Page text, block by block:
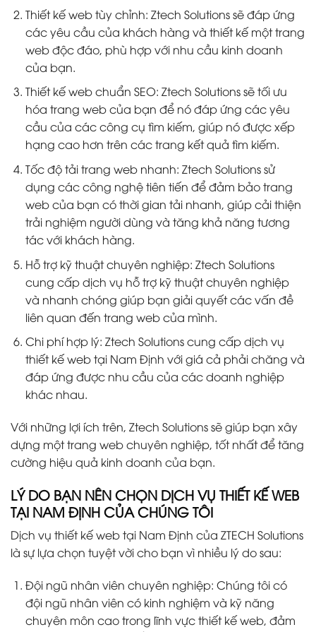
Thiết kế web tùy chỉnh: Ztech Solutions sẽ đáp ứng
các yêu cầu của khách hàng và thiết kế một trang
web độc đáo, phù hợp với nhu cầu kinh doanh
của bạn.
Thiết kế web chuẩn SEO: Ztech Solutions sẽ tối ưu
hóa trang web của bạn để nó đáp ứng các yêu
cầu của các công cụ tìm kiếm, giúp nó được xếp
hạng cao hơn trên các trang kết quả tìm kiếm.
Tốc độ tải trang web nhanh: Ztech Solutions sử
dụng các công nghệ tiên tiến để đảm bảo trang
web của bạn có thời gian tải nhanh, giúp cải thiện
trải nghiệm người dùng và tăng khả năng tương
tác với khách hàng.
Hỗ trợ kỹ thuật chuyên nghiệp: Ztech Solutions
cung cấp dịch vụ hỗ trợ kỹ thuật chuyên nghiệp
và nhanh chóng giúp bạn giải quyết các vấn đề
liên quan đến trang web của mình.
Chi phí hợp lý: Ztech Solutions cung cấp dịch vụ
thiết kế web tại Nam Định với giá cả phải chăng và
đáp ứng được nhu cầu của các doanh nghiệp
khác nhau.
Với những lợi ích trên, Ztech Solutions sẽ giúp bạn xây
dựng một trang web chuyên nghiệp, tốt nhất để tăng
cường hiệu quả kinh doanh của bạn.
LÝ DO BẠN NÊN CHỌN DỊCH VỤ THIẾT KẾ WEB
TẠI NAM ĐỊNH CỦA CHÚNG TÔI
Dịch vụ thiết kế web tại Nam Định của ZTECH Solutions
là sự lựa chọn tuyệt vời cho bạn vì nhiều lý do sau:
Đội ngũ nhân viên chuyên nghiệp: Chúng tôi có
đội ngũ nhân viên có kinh nghiệm và kỹ năng
chuyên môn cao trong lĩnh vực thiết kế web, đảm